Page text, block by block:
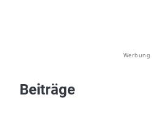
Werbung
Beiträge